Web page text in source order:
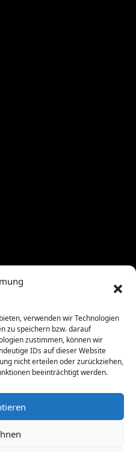
verwenden wir Technologien
zu speichern bzw. darauf
zustimmen, können wir
IDs auf dieser Website
nicht erteilen oder zurückziehen,
beeinträchtigt werden.